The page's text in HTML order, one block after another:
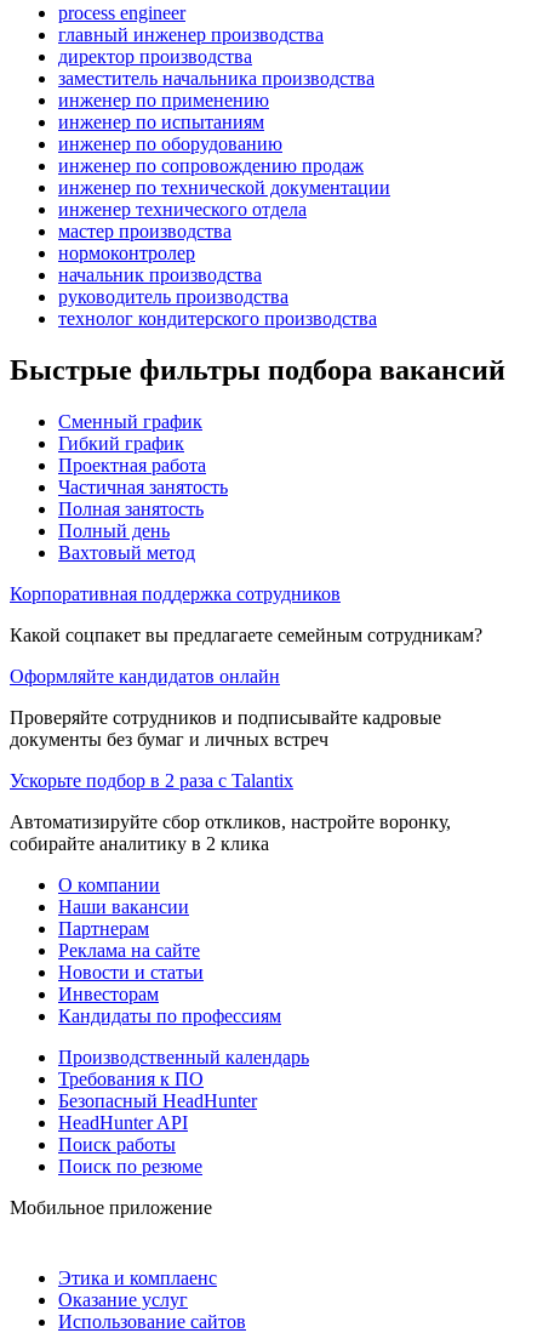
process engineer
главный инженер производства
директор производства
заместитель начальника производства
инженер по применению
инженер по испытаниям
инженер по оборудованию
инженер по сопровождению продаж
инженер по технической документации
инженер технического отдела
мастер производства
нормоконтролер
начальник производства
руководитель производства
технолог кондитерского производства
Быстрые фильтры подбора вакансий
Сменный график
Гибкий график
Проектная работа
Частичная занятость
Полная занятость
Полный день
Вахтовый метод
Корпоративная поддержка сотрудников
Какой соцпакет вы предлагаете семейным сотрудникам?
Оформляйте кандидатов онлайн
Проверяйте сотрудников и подписывайте кадровые
документы без бумаг и личных встреч
Ускорьте подбор в 2 раза с Talantix
Автоматизируйте сбор откликов, настройте воронку,
собирайте аналитику в 2 клика
О компании
Наши вакансии
Партнерам
Реклама на сайте
Новости и статьи
Инвесторам
Кандидаты по профессиям
Производственный календарь
Требования к ПО
Безопасный HeadHunter
HeadHunter API
Поиск работы
Поиск по резюме
Мобильное приложение
Этика и комплаенс
Оказание услуг
Использование сайтов